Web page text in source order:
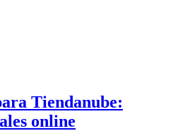
Tiendanube:
online